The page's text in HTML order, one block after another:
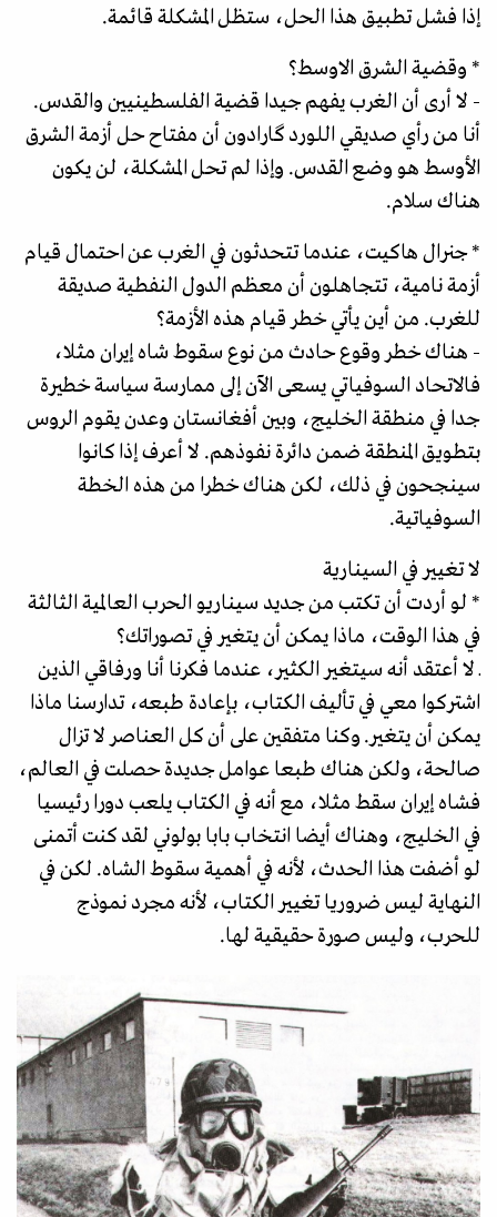
إذا فشل تطبيق هذا الحل، ستظل المشكلة قائمة.
* وقضية الشرق الاوسط؟
- لا أرى أن الغرب يفهم جيدا قضية الفلسطينيين والقدس.
أنا من رأي صديقي اللورد گارادون أن مفتاح حل أزمة الشرق
الأوسط هو وضع القدس. وإذا لم تحل المشكلة، لن يكون
هناك سلام.
* جنرال هاکیت، عندما تتحدثون في الغرب عن احتمال قيام
أزمة نامية، تتجاهلون أن معظم الدول النفطية صديقة
للغرب. من أين يأتي خطر قيام هذه الأزمة؟
- هناك خطر وقوع حادث من نوع سقوط شاه إیران مثلا،
فالاتحاد السوفياتي يسعى الآن إلى ممارسة سياسة خطيرة
جدا في منطقة الخليج، وبين أفغانستان وعدن يقوم الروس
بتطويق المنطقة ضمن دائرة نفوذهم. لا أعرف إذا كانوا
سينجحون في ذلك، لكن هناك خطرا من هذه الخطة
السوفياتية.
لا تغيير في السينارية
* لو أردت أن تكتب من جديد سيناريو الحرب العالمية الثالثة
في هذا الوقت، ماذا يمكن أن يتغير في تصوراتك؟
ـ لا أعتقد أنه سيتغير الكثير، عندما فكرنا أنا ورفاقي الذين
اشتركوا معي في تأليف الكتاب، بإعادة طبعه، تدارسنا ماذا
يمكن أن يتغير. وكنا متفقين على أن كل العناصر لا تزال
صالحة، ولكن هناك طبعا عوامل جديدة حصلت في العالم،
فشاه إیران سقط مثلا، مع أنه في الكتاب يلعب دورا رئيسيا
في الخليج، وهناك أيضا انتخاب بابا بولوني لقد كنت أتمنى
لو أضفت هذا الحدث، لأنه في أهمية سقوط الشاه. لكن في
النهاية ليس ضروريا تغيير الكتاب، لأنه مجرد نموذج
للحرب، وليس صورة حقيقية لها.